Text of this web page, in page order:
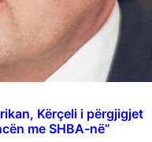
Kërçeli i përgjigjet
me SHBA-në”